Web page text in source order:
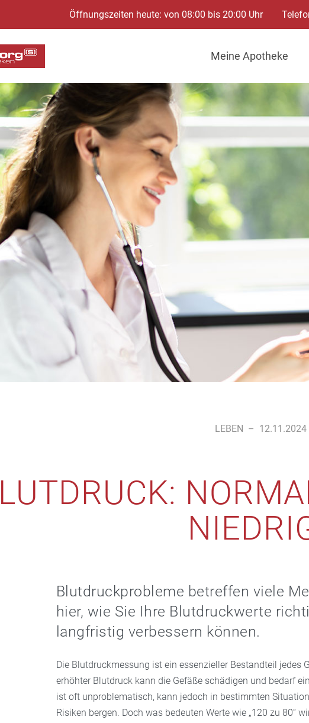
Öffnungszeiten heute: von 08:00 bis 20:00 Uhr
Meine Apotheke
LEBEN – 12.11.2024
Blutdruckprobleme betreffen viele
hier, wie Sie Ihre Blutdruckwerte
langfristig verbessern können.
Die Blutdruckmessung ist ein essenzieller Bestandteil jedes
erhöhter Blutdruck kann die Gefäße schädigen und bedarf
ist oft unproblematisch, kann jedoch in bestimmten
Risiken bergen. Doch was bedeuten Werte wie „120 zu 80“